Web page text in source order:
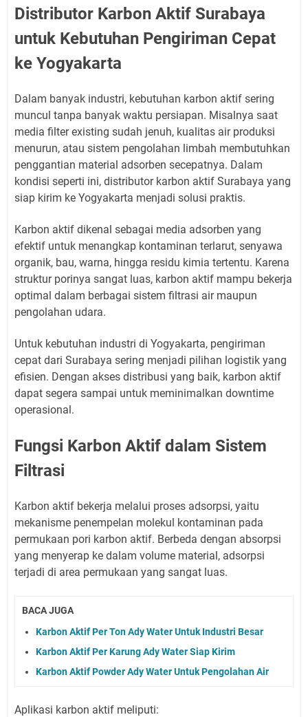
Distributor Karbon Aktif Surabaya
untuk Kebutuhan Pengiriman Cepat
ke Yogyakarta
Dalam banyak industri, kebutuhan karbon aktif sering
muncul tanpa banyak waktu persiapan. Misalnya saat
media filter existing sudah jenuh, kualitas air produksi
menurun, atau sistem pengolahan limbah membutuhkan
penggantian material adsorben secepatnya. Dalam
kondisi seperti ini, distributor karbon aktif Surabaya yang
siap kirim ke Yogyakarta menjadi solusi praktis.
Karbon aktif dikenal sebagai media adsorben yang
efektif untuk menangkap kontaminan terlarut, senyawa
organik, bau, warna, hingga residu kimia tertentu. Karena
struktur porinya sangat luas, karbon aktif mampu bekerja
optimal dalam berbagai sistem filtrasi air maupun
pengolahan udara.
Untuk kebutuhan industri di Yogyakarta, pengiriman
cepat dari Surabaya sering menjadi pilihan logistik yang
efisien. Dengan akses distribusi yang baik, karbon aktif
dapat segera sampai untuk meminimalkan downtime
operasional.
Fungsi Karbon Aktif dalam Sistem
Filtrasi
Karbon aktif bekerja melalui proses adsorpsi, yaitu
mekanisme penempelan molekul kontaminan pada
permukaan pori karbon aktif. Berbeda dengan absorpsi
yang menyerap ke dalam volume material, adsorpsi
terjadi di area permukaan yang sangat luas.
BACA JUGA
Karbon Aktif Per Ton Ady Water Untuk Industri Besar
Karbon Aktif Per Karung Ady Water Siap Kirim
Karbon Aktif Powder Ady Water Untuk Pengolahan Air
Aplikasi karbon aktif meliputi: